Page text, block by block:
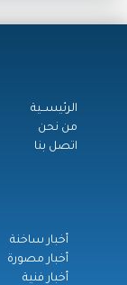
الرئيســية
من نحن
اتصل بنا
أخبار ساخنة
أخبار مصورة
أخبار فنية